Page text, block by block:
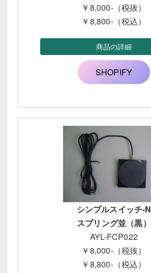
￥8,000-（税抜）
￥8,800-（税込）
商品の詳細
SHOPIFY
シンプルスイッチ-N
スプリング並（黒）
AYL-FCP022
￥8,000-（税抜）
￥8,800-（税込）